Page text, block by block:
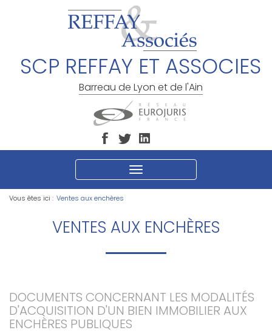
SCP REFFAY ET ASSOCIES
Barreau de Lyon et de l'Ain
Ouvrir
le
Vous êtes ici : Ventes aux enchères
VENTES AUX ENCHÈRES
DOCUMENTS CONCERNANT LES MODALITÉS
D'ACQUISITION D'UN BIEN IMMOBILIER AUX
ENCHÈRES PUBLIQUES